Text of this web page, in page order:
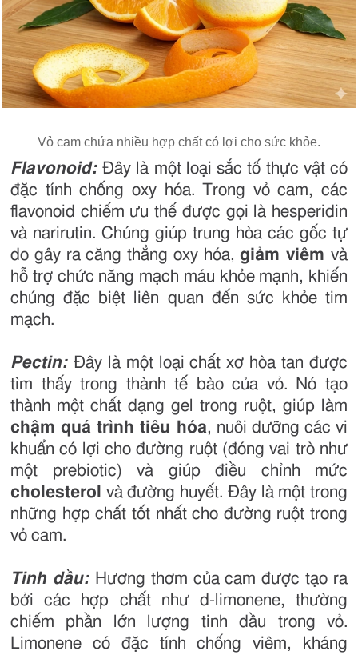
Vỏ cam chứa nhiều hợp chất có lợi cho sức khỏe.
Flavonoid:Đây là một loại sắc tố thực vật có
đặc tính chống oxy hóa. Trong vỏ cam, các
flavonoid chiếm ưu thế được gọi là hesperidin
và narirutin. Chúng giúp trung hòa các gốc tự
do gây ra căng thẳng oxy hóa,giảm viêmvà
hỗ trợ chức năng mạch máu khỏe mạnh, khiến
chúng đặc biệt liên quan đến sức khỏe tim
mạch.
Pectin: Đây là một loại chất xơ hòa tan được
tìm thấy trong thành tế bào của vỏ. Nó tạo
thành một chất dạng gel trong ruột, giúp làm
chậm quá trình tiêu hóa, nuôi dưỡng các vi
khuẩn có lợi cho đường ruột (đóng vai trò như
một prebiotic) và giúp điều chỉnh mức
cholesterol
và đường huyết. Đây là một trong
những hợp chất tốt nhất cho đường ruột trong
vỏ cam.
Tinh dầu: Hương thơm của cam được tạo ra
bởi các hợp chất như d-limonene, thường
chiếm phần lớn lượng tinh dầu trong vỏ.
Limonene có đặc tính chống viêm, kháng